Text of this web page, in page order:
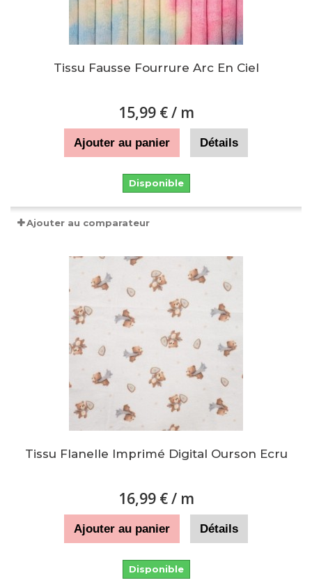
Tissu Fausse Fourrure Arc En Ciel
15,99 €/ m
Ajouter au panier Détails
Disponible
Ajouter au comparateur
Tissu Flanelle Imprimé Digital Ourson Ecru
16,99 €/ m
Ajouter au panier Détails
Disponible